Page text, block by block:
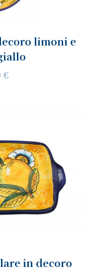
limoni e
€
in decoro